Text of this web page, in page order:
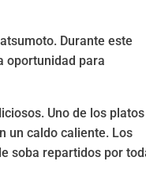
Durante este
oportunidad para
Uno de los platos
un caldo caliente. Los
soba repartidos por